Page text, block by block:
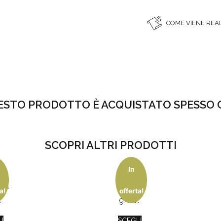
COME VIENE
PRODOTTO È ACQUISTATO SPESSO
SCOPRI ALTRI PRODOTTI
In
offerta!
Papino
Mio!
9.10€